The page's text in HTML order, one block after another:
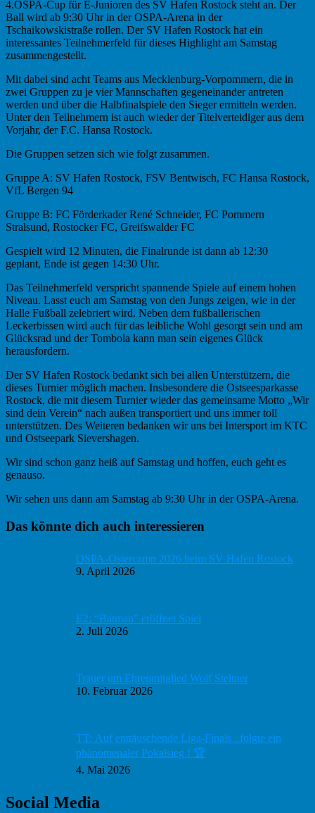
4.OSPA-Cup für E-Junioren des SV Hafen Rostock steht an. Der
Ball wird ab 9:30 Uhr in der OSPA-Arena in der
Tschaikowskistraße rollen. Der SV Hafen Rostock hat ein
interessantes Teilnehmerfeld für dieses Highlight am Samstag
zusammengestellt.
Mit dabei sind acht Teams aus Mecklenburg-Vorpommern, die in
zwei Gruppen zu je vier Mannschaften gegeneinander antreten
werden und über die Halbfinalspiele den Sieger ermitteln werden.
Unter den Teilnehmern ist auch wieder der Titelverteidiger aus dem
Vorjahr, der F.C. Hansa Rostock.
Die Gruppen setzen sich wie folgt zusammen.
Gruppe A: SV Hafen Rostock, FSV Bentwisch, FC Hansa Rostock,
VfL Bergen 94
Gruppe B: FC Förderkader René Schneider, FC Pommern
Stralsund, Rostocker FC, Greifswalder FC
Gespielt wird 12 Minuten, die Finalrunde ist dann ab 12:30
geplant, Ende ist gegen 14:30 Uhr.
Das Teilnehmerfeld verspricht spannende Spiele auf einem hohen
Niveau. Lasst euch am Samstag von den Jungs zeigen, wie in der
Halle Fußball zelebriert wird. Neben dem fußballerischen
Leckerbissen wird auch für das leibliche Wohl gesorgt sein und am
Glücksrad und der Tombola kann man sein eigenes Glück
herausfordern.
Der SV Hafen Rostock bedankt sich bei allen Unterstützern, die
dieses Turnier möglich machen. Insbesondere die Ostseesparkasse
Rostock, die mit diesem Turnier wieder das gemeinsame Motto „Wir
sind dein Verein“ nach außen transportiert und uns immer toll
unterstützen. Des Weiteren bedanken wir uns bei Intersport im KTC
und Ostseepark Sievershagen.
Wir sind schon ganz heiß auf Samstag und hoffen, euch geht es
genauso.
Wir sehen uns dann am Samstag ab 9:30 Uhr in der OSPA-Arena.
Haupt-
Das könnte dich auch interessieren
OSPA-Ostercamp 2026 beim SV Hafen Rostock
9. April 2026
E2: “Batman” eröffnet Spiel
2. Juli 2026
Trauer um Ehrenmitglied Wolf Steltner
10. Februar 2026
TT: Auf enttäuschende Liga-Finals ..folgte ein
phänomenaler Pokalsieg ! 🏆
4. Mai 2026
Social Media